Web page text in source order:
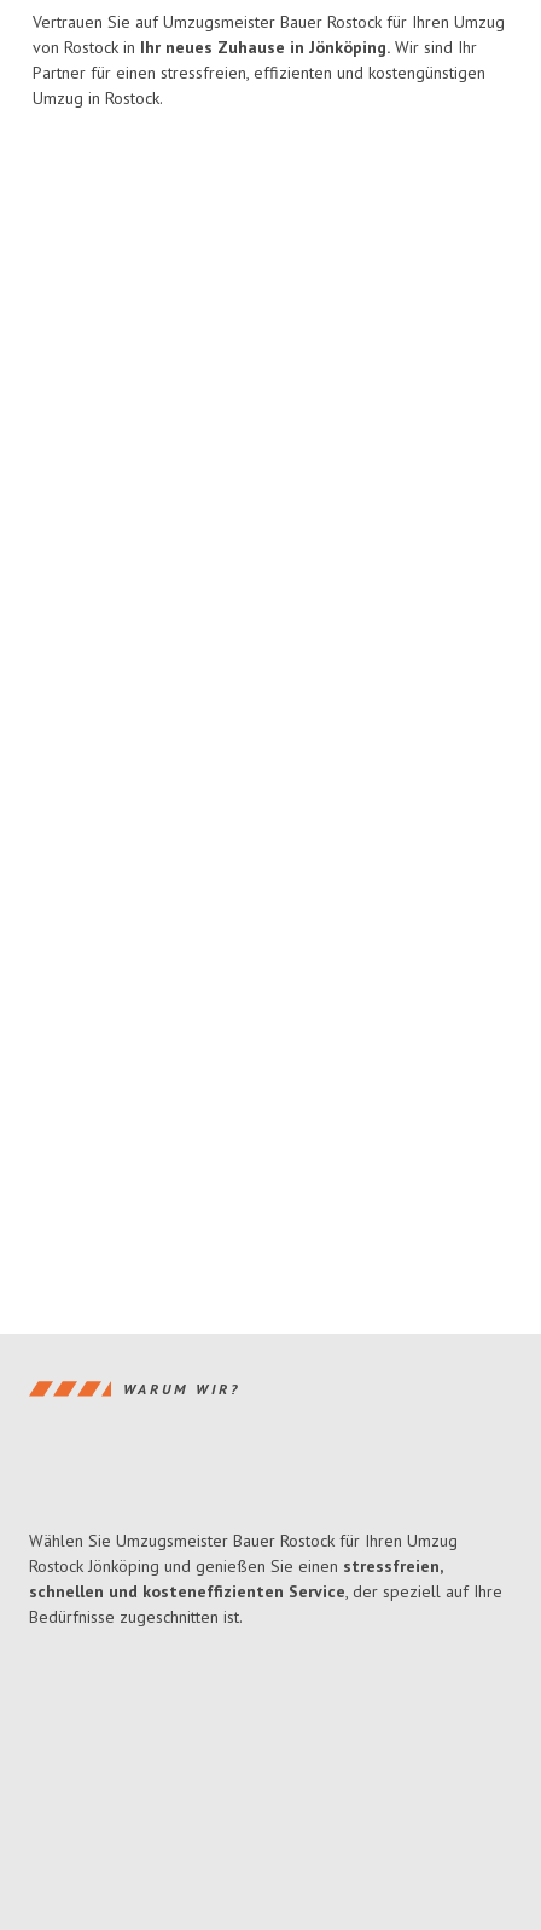
Vertrauen Sie auf Umzugsmeister Bauer Rostock für Ihren Umzug
von Rostock in Ihr neues Zuhause in Jönköping. Wir sind Ihr
Partner für einen stressfreien, effizienten und kostengünstigen
Umzug in Rostock.
WARUM WIR?
Wählen Sie Umzugsmeister Bauer Rostock für Ihren Umzug
Rostock Jönköping und genießen Sie einen stressfreien,
schnellen und kosteneffizienten Service, der speziell auf Ihre
Bedürfnisse zugeschnitten ist.